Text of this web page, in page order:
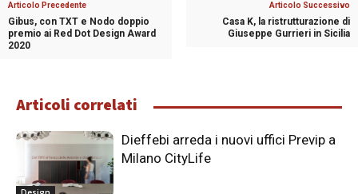
Articolo Precedente
Gibus, con TXT e Nodo doppio
premio ai Red Dot Design Award
2020
Articolo Successivo
Casa K, la ristrutturazione di
Giuseppe Gurrieri in Sicilia
Articoli correlati
Dieffebi arreda i nuovi uffici Previp a
Milano CityLife